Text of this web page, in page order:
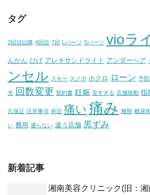
タグ
2回目以降 4回目 7回 Lパーツ Sパーツ vioラ
んかん ひげ アレキサンドライト アンダーヘア
ンセル スキー スノボ ホクロ ローン 予
光 回数変更 契約書 妊娠 安すぎる 店舗移動 指
久保証 注意事項 炎症 痛い 痛み 種類 糖尿
い 費用 通らない 違う店舗 黒ずみ
新着記事
湘南美容クリニック(旧：